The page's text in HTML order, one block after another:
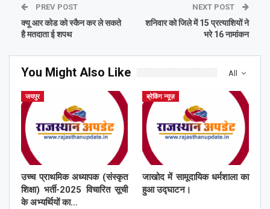
PREV POST
क्यू आर कोड को स्कैन कर ले सकते
है मतदाता ई शपथ
NEXT POST
शनिवार को जिले में 15 प्रत्याशियों ने
भरे 16 नामांकन
All
You Might Also Like
जयपुर
उच्च प्राथमिक अध्यापक (संस्कृत
शिक्षा) भर्ती-2025 विचारित सूची
के अभ्यर्थियों का…
ब्रेकिंग न्यूज़
जाखोद में सामूदायिक धर्मशाला का
हुआ उद्घाटन।